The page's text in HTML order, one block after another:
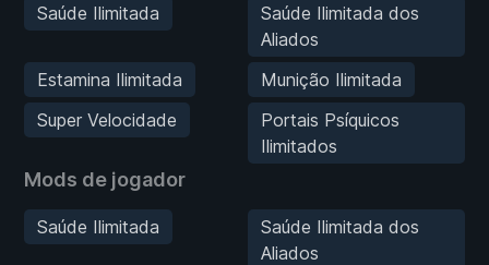
Saúde Ilimitada
Saúde Ilimitada dos
Aliados
Estamina Ilimitada
Munição Ilimitada
Super Velocidade
Portais Psíquicos
Ilimitados
Mods de jogador
Saúde Ilimitada
Saúde Ilimitada dos
Aliados